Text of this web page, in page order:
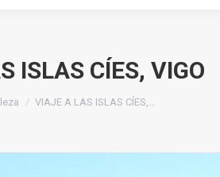
ISLAS CÍES, VIGO
VIAJE A LAS ISLAS CÍES,…